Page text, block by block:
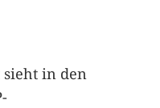
sieht in den